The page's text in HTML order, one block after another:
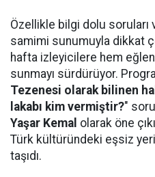
Özellikle bilgi dolu soruları
samimi sunumuyla dikkat
hafta izleyicilere hem
sunmayı sürdürüyor.
Tezenesi olarak bilinen
lakabı kim vermiştir?"
Yaşar Kemal olarak öne
Türk kültüründeki eşsiz
taşıdı.